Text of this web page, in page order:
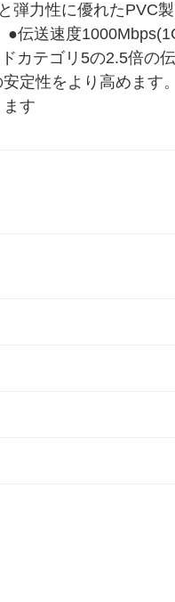
弾力性に優れたPVC
●伝送速度
カテゴリ5の2.5倍の
定性をより高めま
す